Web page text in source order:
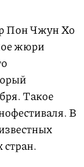
Пон Чжун Хо
жюри
Такое
В
стран.